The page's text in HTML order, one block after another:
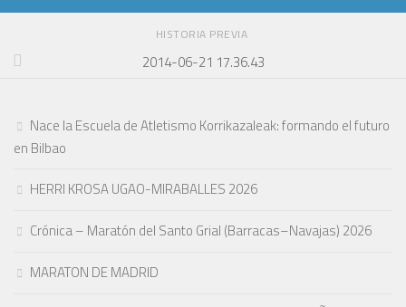
HISTORIA PREVIA
2014-06-21 17.36.43
Nace la Escuela de Atletismo Korrikazaleak: formando el futuro
en Bilbao
HERRI KROSA UGAO-MIRABALLES 2026
Crónica – Maratón del Santo Grial (Barracas–Navajas) 2026
MARATON DE MADRID